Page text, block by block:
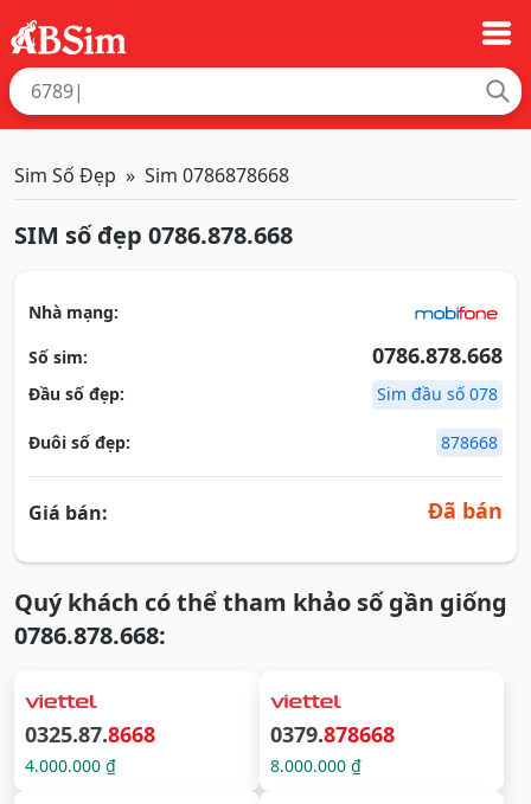
Sim Số Đẹp Sim 0786878668
SIM số đẹp 0786.878.668
Nhà mạng:
Số sim:
0786.878.668
Đầu số đẹp: Sim đầu số 078
Đuôi số đẹp: 878668
Giá bán: Đã bán
Quý khách có thể tham khảo số gần giống
0786.878.668:
0325.87.8668
4.000.000 ₫
0379.878668
8.000.000 ₫